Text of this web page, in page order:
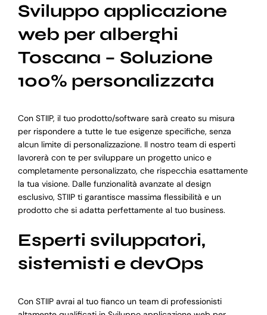
Sviluppo applicazione
web per alberghi
Toscana – Soluzione
100% personalizzata
Con STIIP, il tuo prodotto/software sarà creato su misura
per rispondere a tutte le tue esigenze specifiche, senza
alcun limite di personalizzazione. Il nostro team di esperti
lavorerà con te per sviluppare un progetto unico e
completamente personalizzato, che rispecchia esattamente
la tua visione. Dalle funzionalità avanzate al design
esclusivo, STIIP ti garantisce massima flessibilità e un
prodotto che si adatta perfettamente al tuo business.
Esperti sviluppatori,
sistemisti e devOps
Con STIIP avrai al tuo fianco un team di professionisti